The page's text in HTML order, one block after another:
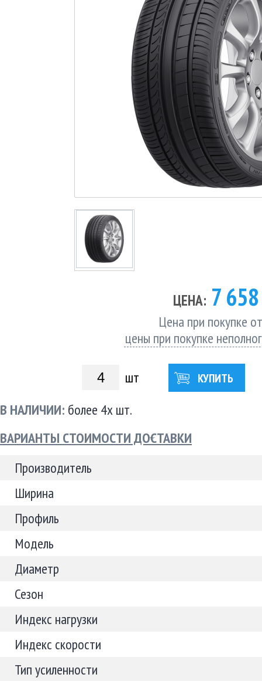
ЦЕНА: 7
Цена при покупке
цены при покупке
шт КУПИТЬ
В НАЛИЧИИ: более 4х шт.
ВАРИАНТЫ СТОИМОСТИ ДОСТАВКИ
Производитель
Ширина
Профиль
Модель
Диаметр
Сезон
Индекс нагрузки
Индекс скорости
Тип усиленности